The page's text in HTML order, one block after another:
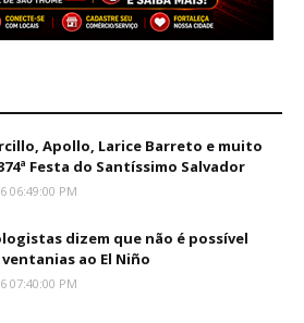
Apollo, Larice Barreto e muito
Festa do Santíssimo Salvador
06:49:00 PM
dizem que não é possível
ao El Niño
07:40:00 PM